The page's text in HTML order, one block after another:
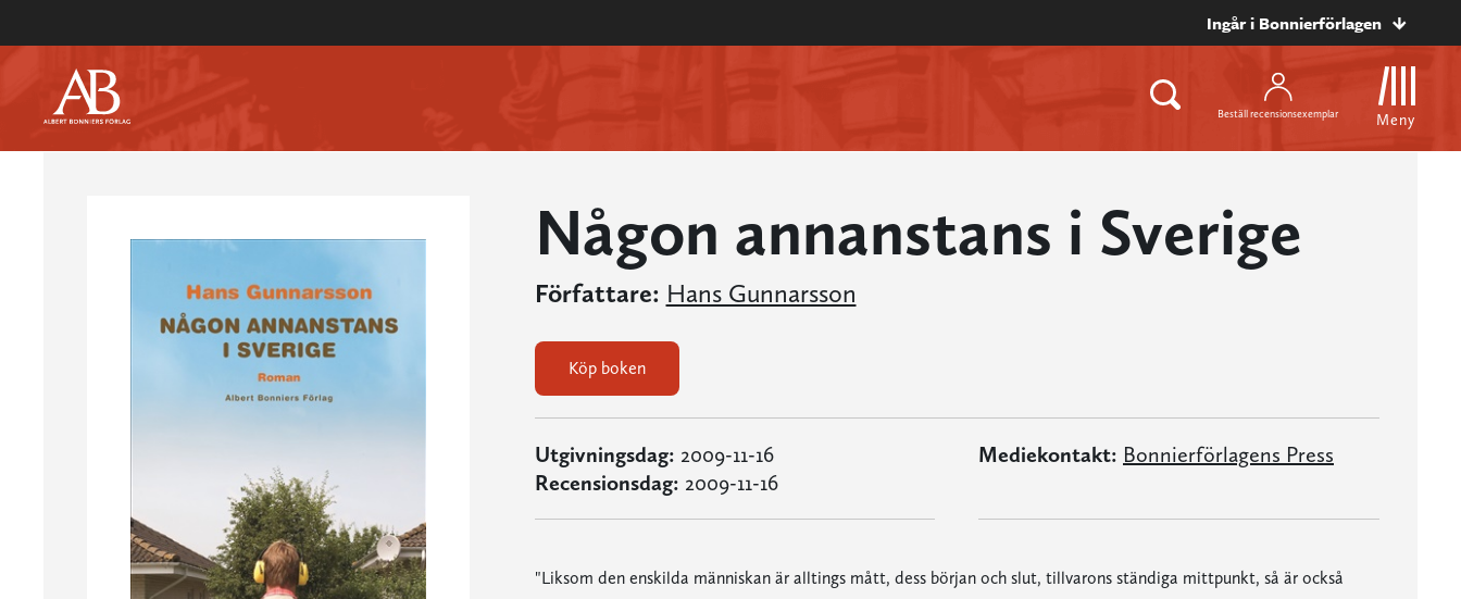
Ingår i Bonnierförlagen
Beställ recensionsexemplar Meny
Någon annanstans i Sverige
Författare: Hans Gunnarsson
Köp boken
Utgivningsdag: 2009-11-16
Recensionsdag: 2009-11-16
Mediekontakt: Bonnierförlagens Press
"Liksom den enskilda människan är alltings mått, dess början och slut, tillvarons ständiga mittpunkt, så är också